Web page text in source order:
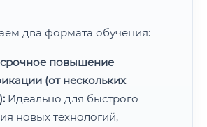
два формата обучения:
повышение
(от нескольких
Идеально для быстрого
новых технологий,